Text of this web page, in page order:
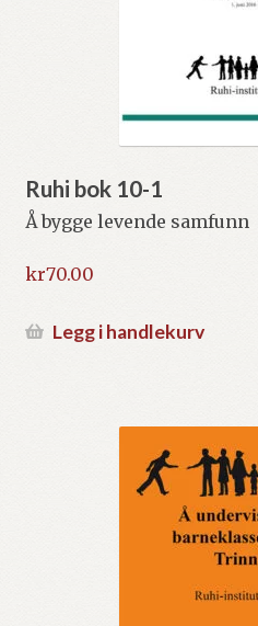
Ruhi bok 10-1
Å bygge levende samfunn
kr70.00
Legg i handlekurv